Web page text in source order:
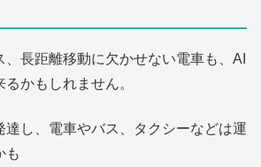
長距離移動に欠かせない電車も、AI
かもしれません。
達し、電車やバス、タクシーなどは運
も